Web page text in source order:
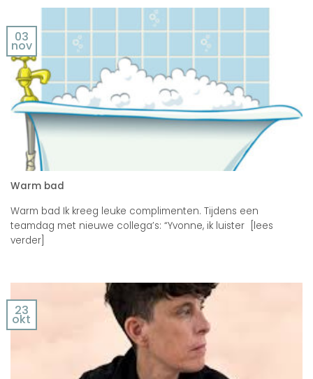
Warm bad
Warm bad Ik kreeg leuke complimenten. Tijdens een
teamdag met nieuwe collega’s: “Yvonne, ik luister [lees
verder]
03
nov
23
okt